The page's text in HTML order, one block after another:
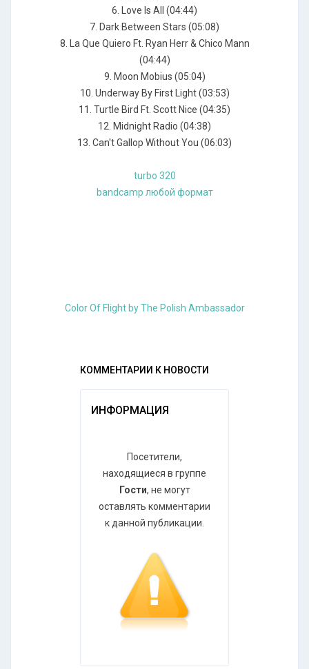
6. Love Is All (04:44)
7. Dark Between Stars (05:08)
8. La Que Quiero Ft. Ryan Herr & Chico Mann
(04:44)
9. Moon Mobius (05:04)
10. Underway By First Light (03:53)
11. Turtle Bird Ft. Scott Nice (04:35)
12. Midnight Radio (04:38)
13. Can't Gallop Without You (06:03)
turbo 320
bandcamp любой формат
Color Of Flight by The Polish Ambassador
КОММЕНТАРИИ К НОВОСТИ
ИНФОРМАЦИЯ
Посетители,
находящиеся в группе
Гости, не могут
оставлять комментарии
к данной публикации.